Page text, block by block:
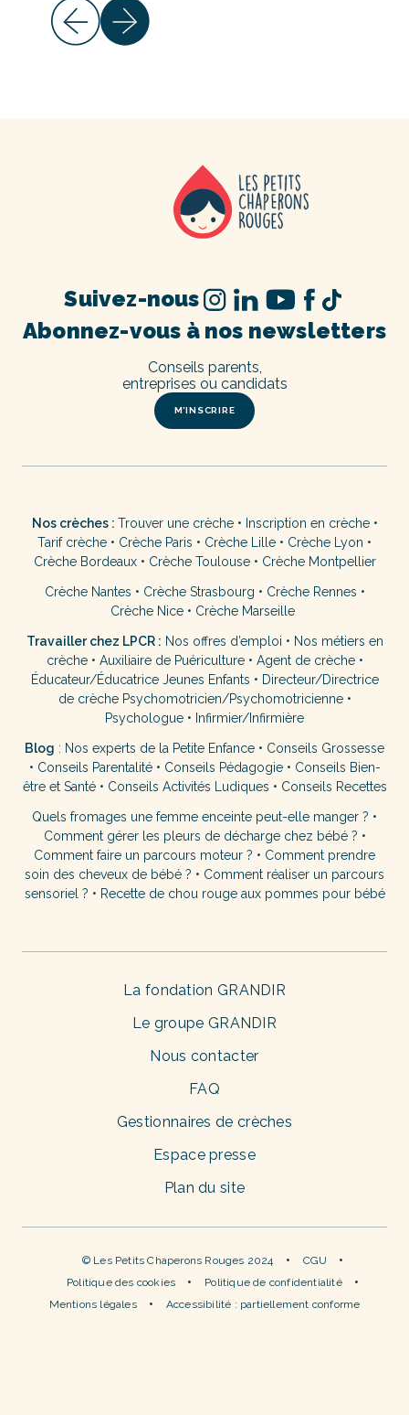
Abonnez-vous à nos newsletters
M’INSCRIRE
Conseils parents,
entreprises ou candidats
Suivez-nous
Nos crèches : Trouver une crèche• Inscription en crèche•
Tarif crèche • Crèche Paris • Crèche Lille • Crèche Lyon •
Crèche Bordeaux• Crèche Toulouse• Crèche Montpellier
Crèche Nantes • Crèche Strasbourg • Crèche Rennes •
Crèche Nice • Crèche Marseille
Travailler chez LPCR : Nos offres d’emploi • Nos métiers en
crèche• Auxiliaire de Puériculture• Agent de crèche•
Éducateur/Éducatrice Jeunes Enfants • Directeur/Directrice
de crèche Psychomotricien/Psychomotricienne•
Psychologue • Infirmier/Infirmière
Blog : Nos experts de la Petite Enfance • Conseils Grossesse
• Conseils Parentalité• Conseils Pédagogie• Conseils Bien-
être et Santé• Conseils Activités Ludiques • Conseils Recettes
Quels fromages une femme enceinte peut-elle manger ? •
Comment gérer les pleurs de décharge chez bébé ? •
Comment faire un parcours moteur ? • Comment prendre
soin des cheveux de bébé ? • Comment réaliser un parcours
sensoriel ? • Recette de chou rouge aux pommes pour bébé
La fondation GRANDIR
Le groupe GRANDIR
Nous contacter
FAQ
Gestionnaires de crèches
Espace presse
Plan du site
© Les Petits Chaperons Rouges 2024
CGU
Politique des cookies
Politique de confidentialité
Mentions légales
Accessibilité : partiellement conforme